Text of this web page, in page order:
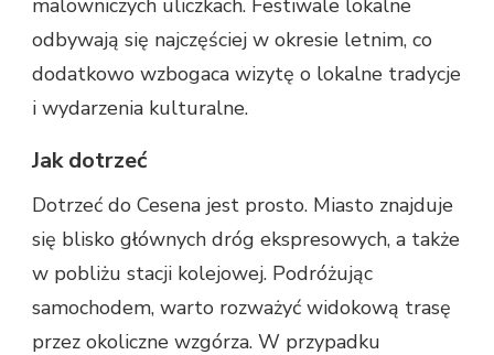
malowniczych uliczkach. Festiwale lokalne
odbywają się najczęściej w okresie letnim, co
dodatkowo wzbogaca wizytę o lokalne tradycje
i wydarzenia kulturalne.
Jak dotrzeć
Dotrzeć do Cesena jest prosto. Miasto znajduje
się blisko głównych dróg ekspresowych, a także
w pobliżu stacji kolejowej. Podróżując
samochodem, warto rozważyć widokową trasę
przez okoliczne wzgórza. W przypadku